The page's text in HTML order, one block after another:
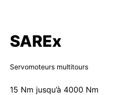
SAREx
Servomoteurs multitours
15 Nm jusqu’à 4000 Nm